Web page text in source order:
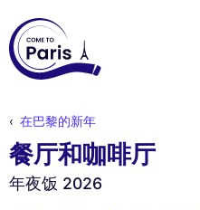
在巴黎的新年
餐厅和咖啡厅
年夜饭 2026